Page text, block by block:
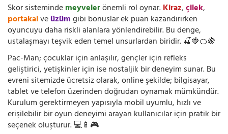
Skor sistemindemeyvelerönemli rol oynar.Kiraz,çilek,
portakalveüzümgibi bonuslar ek puan kazandırırken
oyuncuyu daha riskli alanlara yönlendirebilir. Bu denge,
ustalaşmayı teşvik eden temel unsurlardan biridir. 🍒🍓🍊🍇
Pac-Man; çocuklar için anlaşılır, gençler için refleks
geliştirici, yetişkinler için ise nostaljik bir deneyim sunar. Bu
evreni sitemizde ücretsiz olarak, online şekilde; bilgisayar,
tablet ve telefon üzerinden doğrudan oynamak mümkündür.
Kurulum gerektirmeyen yapısıyla mobil uyumlu, hızlı ve
erişilebilir bir oyun deneyimi arayan kullanıcılar için pratik bir
seçenek oluşturur. 💻📱🎮